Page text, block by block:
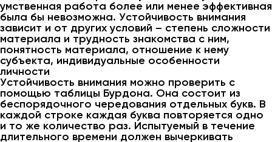
умственная работа более или менее эффективная
была бы невозможна. Устойчивость внимания
зависит и от других условий – степень сложности
материала и трудность знакомства с ним,
понятность материала, отношение к нему
субъекта, индивидуальные особенности
личности
Устойчивость внимания можно проверить с
помощью таблицы Бурдона. Она состоит из
беспорядочного чередования отдельных букв. В
каждой строке каждая буква повторяется одно
и то же количество раз. Испытуемый в течение
длительного времени должен вычеркивать